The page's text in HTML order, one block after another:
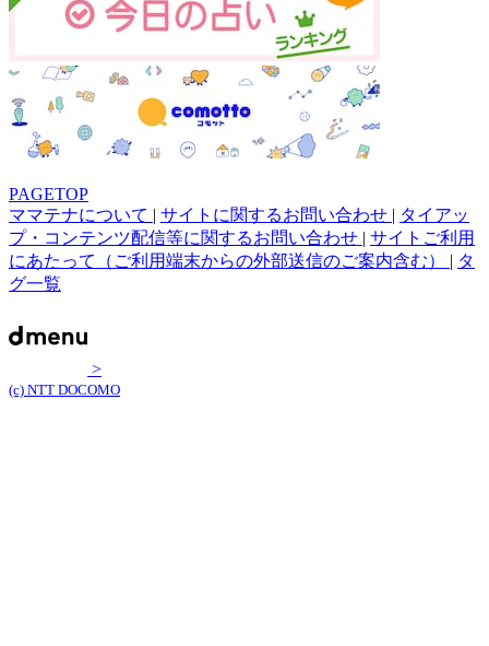
PAGETOP
ママテナについて | サイトに関するお問い合わせ | タイアッ
プ・コンテンツ配信等に関するお問い合わせ | サイトご利用
にあたって（ご利用端末からの外部送信のご案内含む） | タ
グ一覧
>
(c) NTT DOCOMO